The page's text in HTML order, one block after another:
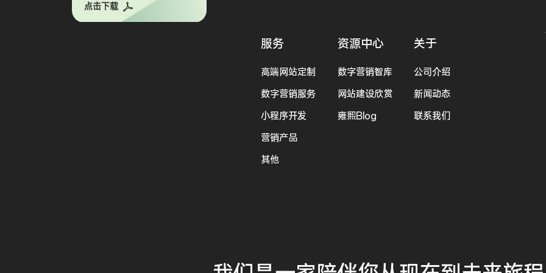
点击下载
服务
高端网站定制
数字营销服务
小程序开发
营销产品
其他
资源中心
数字营销智库
网站建设欣赏
雍熙Blog
关于
公司介绍
新闻动态
联系我们